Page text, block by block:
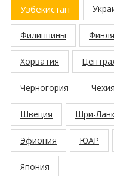
Узбекистан
Филиппины
Хорватия
Черногория Чехия
Швеция Шри-
Эфиопия ЮАР
Япония